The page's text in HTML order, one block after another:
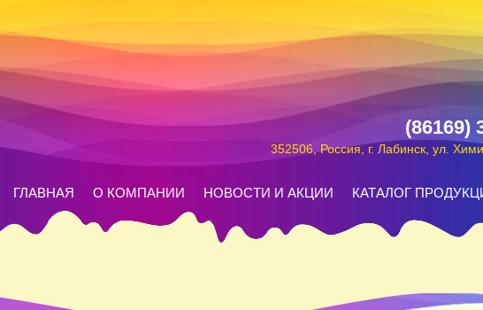
(86169)
352506, Россия, г. Лабинск, ул.
ГЛАВНАЯ О КОМПАНИИ НОВОСТИ И АКЦИИ КАТАЛОГ